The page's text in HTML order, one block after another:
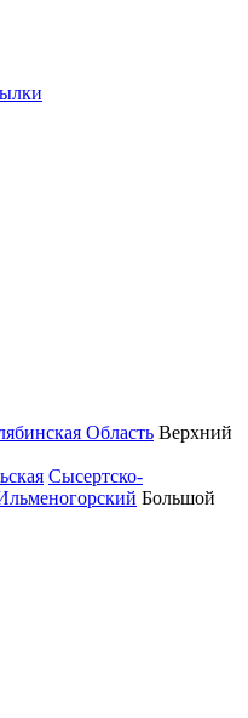
Область Верхний
Сысертско-
Большой